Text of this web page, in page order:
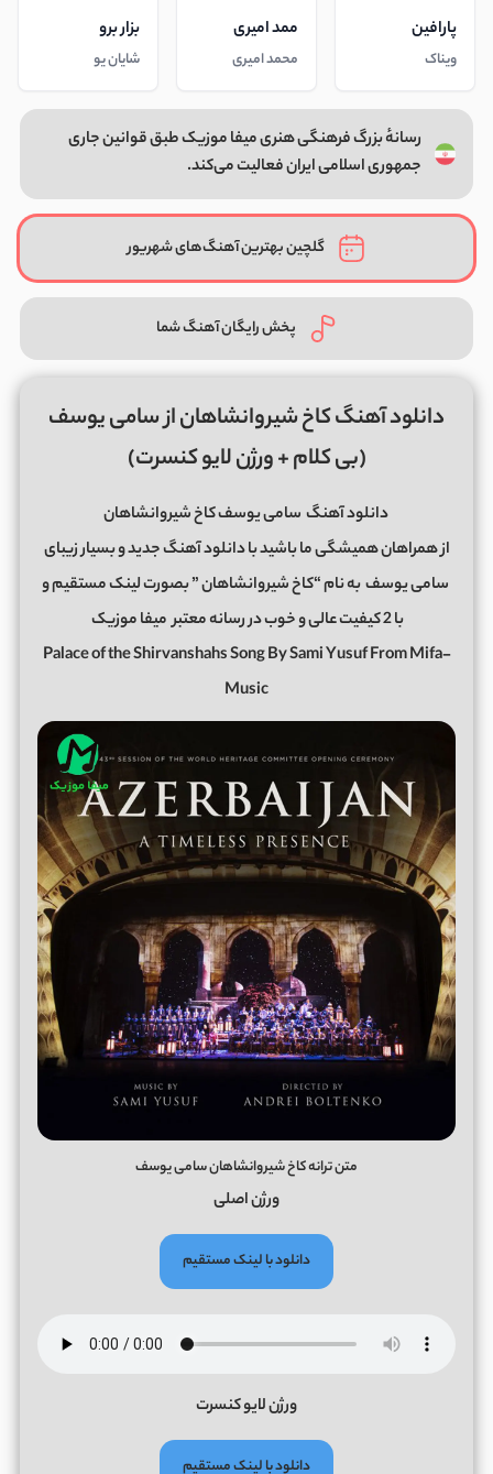
پارافین
ویناک
ممد امیری
محمد امیری
بزار برو
شایان یو
رسانهٔ بزرگ فرهنگی هنری میفا موزیک طبق قوانین جاری
جمهوری اسلامی ایران فعالیت می‌کند.
گلچین بهترین آهنگ‌های شهریور
پخش رایگان آهنگ شما
دانلود آهنگ کاخ شیروانشاهان از سامی یوسف
(بی کلام + ورژن لایو کنسرت)
دانلود آهنگ سامی یوسف کاخ شیروانشاهان
از همراهان همیشگی ما باشید با دانلود آهنگ جدید و بسیار زیبای
سامی یوسفبه نام “کاخ شیروانشاهان ” بصورت لینک مستقیم و
با 2 کیفیت عالی و خوب در رسانه معتبر
میفا موزیک
Palace of the Shirvanshahs Song By Sami Yusuf From Mifa-
Music
متن ترانه کاخ شیروانشاهان سامی یوسف
ورژن اصلی
دانلود با لینک مستقیم
ورژن لایو کنسرت
دانلود با لینک مستقیم